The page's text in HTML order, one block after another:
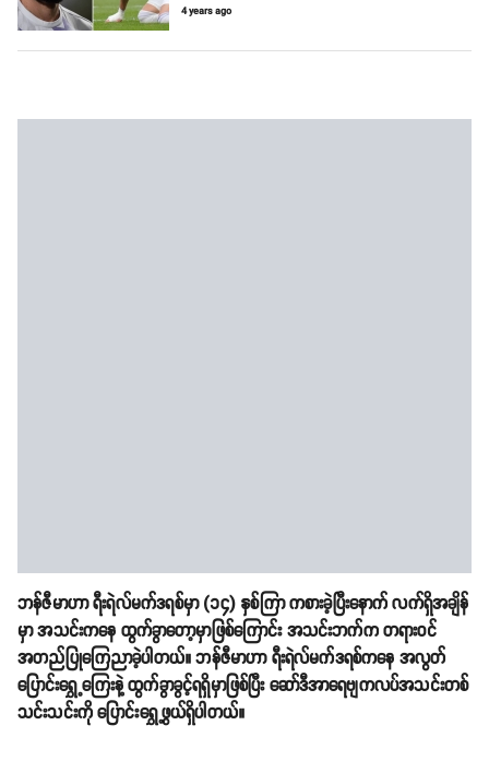
4 years ago
ဘန်ဇီမာဟာ ရီးရဲလ်မက်ဒရစ်မှာ (၁၄) နှစ်ကြာ ကစားခဲ့ပြီးနောက် လက်ရှိအချိန်
မှာ အသင်းကနေ ထွက်ခွာတော့မှာဖြစ်ကြောင်း အသင်းဘက်က တရားဝင်
အတည်ပြုကြေညာခဲ့ပါတယ်။ ဘန်ဇီမာဟာ ရီးရဲလ်မက်ဒရစ်ကနေ အလွတ်
ပြောင်းရွှေ့ကြေးနဲ့ ထွက်ခွာခွင့်ရရှိမှာဖြစ်ပြီး ဆော်ဒီအာရေဗျကလပ်အသင်းတစ်
သင်းသင်းကို ပြောင်းရွှေ့ဖွယ်ရှိပါတယ်။